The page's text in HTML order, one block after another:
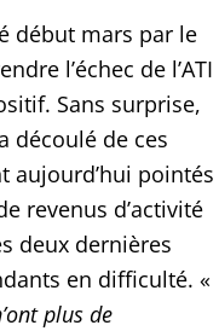
début mars par le
l’échec de l’ATI
Sans surprise,
découlé de ces
aujourd’hui pointés
revenus d’activité
deux dernières
en difficulté. «
plus de